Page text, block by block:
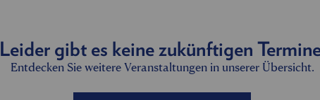
Leider gibt es keine zukünftigen
Entdecken Sie weitere Veranstaltungen in unserer Übersicht.